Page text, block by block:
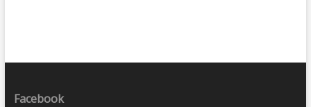
Facebook